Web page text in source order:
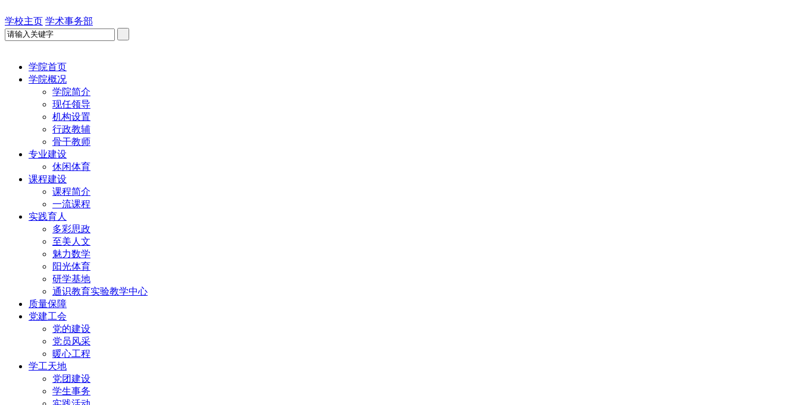
学校主页 学术事务部
学院首页
学院概况
学院简介
现任领导
机构设置
行政教辅
骨干教师
专业建设
休闲体育
课程建设
课程简介
一流课程
实践育人
多彩思政
至美人文
魅力数学
阳光体育
研学基地
通识教育实验教学中心
质量保障
党建工会
党的建设
党员风采
暖心工程
学工天地
党团建设
学生事务